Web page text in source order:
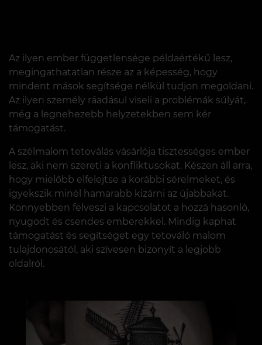
Az ilyen ember függetlensége példaértékű lesz,
megingathatatlan része az a képesség, hogy
mindent mások segítsége nélkül tudjon megoldani.
Az ilyen személy ráadásul viseli a problémák súlyát,
még a legnehezebb helyzetekben sem kér
támogatást.
A szélmalom tetoválás vásárlója tisztességes ember
lesz, aki nem szereti a konfliktusokat. Készen áll arra,
hogy mielőbb elfelejtse a korábbi sérelmeket, és
igyekszik minél hamarabb kizárni az újabbakat.
Könnyebben felveszi a kapcsolatot a hozzá hasonló,
nyugodt és csendes emberekkel. Mindig kaphat
támogatást és segítséget egy tetováló malom
tulajdonosától, aki szívesen bizonyít a legjobb
oldalról.